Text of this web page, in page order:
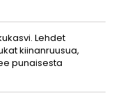
Lehdet
kiinanruusua,
punaisesta